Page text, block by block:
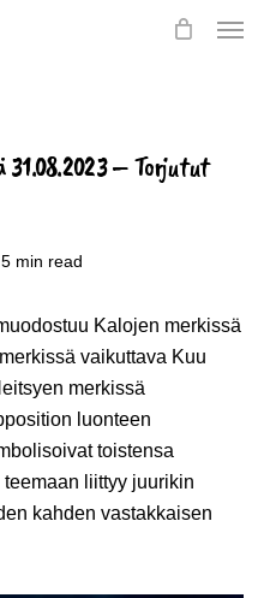
Menu
31.08.2023 – Torjutut
5 min read
Kalojen merkissä
vaikuttava Kuu
merkissä
luonteen
toistensa
liittyy juurikin
kahden vastakkaisen